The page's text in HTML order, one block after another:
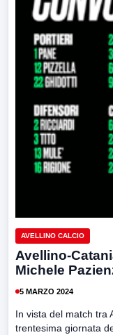
AVELLINO CALCIO
Avellino-
Michele
5 MARZO 2024
In vista del match tra
trentesima giornata